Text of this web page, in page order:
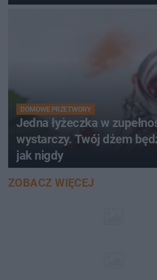
pociemniałą biżuterię
DOMOWE PRZETWORY
Jedna łyżeczka w
wystarczy. Twój dżem
jak nigdy
ZOBACZ WIĘCEJ